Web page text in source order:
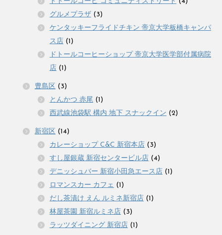
グルメプラザ (3)
ケンタッキーフライドチキン 帝京大学板橋キャンパ
ス店 (1)
ドトールコーヒーショップ 帝京大学医学部付属病院
店 (1)
豊島区 (3)
とんかつ 赤尾 (1)
西武線池袋駅 構内 地下 スナックイン (2)
新宿区 (14)
カレーショップ C&C 新宿本店 (3)
すし屋銀蔵 新宿センタービル店 (4)
デニッシュバー 新宿小田急エース店 (1)
ロマンスカー カフェ (1)
だし茶漬け えん ルミネ新宿店 (1)
林屋茶園 新宿ルミネ店 (3)
ラッツダイニング 新宿店 (1)